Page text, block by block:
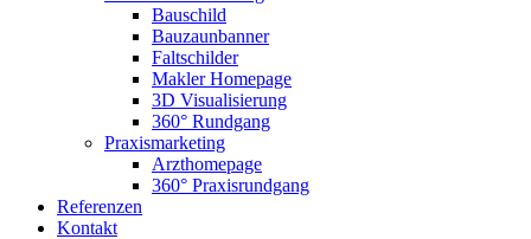
Bauschild
Bauzaunbanner
Faltschilder
Makler Homepage
3D Visualisierung
360° Rundgang
Praxismarketing
Arzthomepage
360° Praxisrundgang
Referenzen
Kontakt